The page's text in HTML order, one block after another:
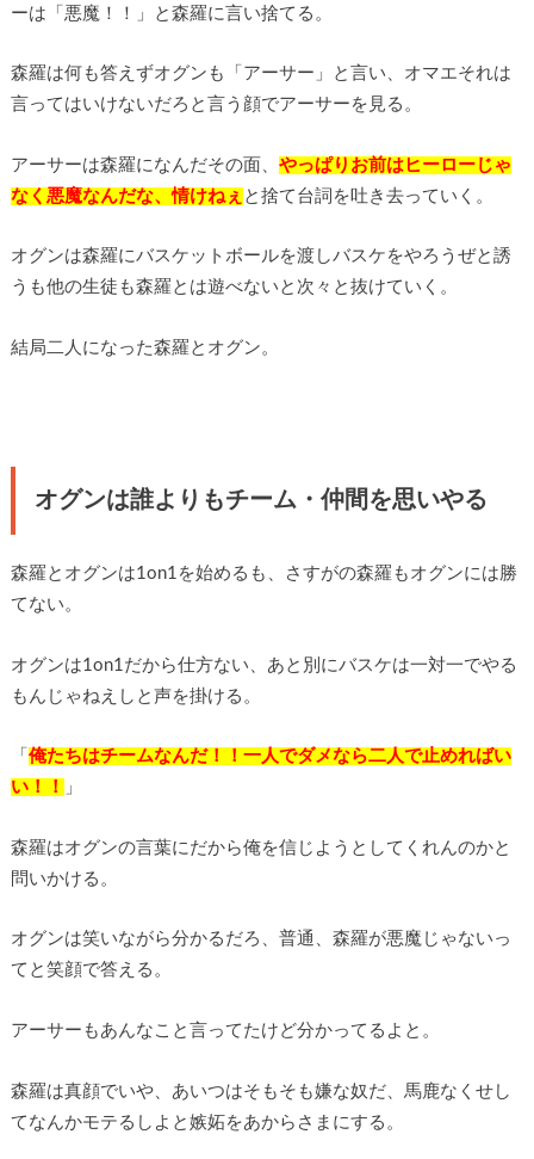
ーは「悪魔！！」と森羅に言い捨てる。
森羅は何も答えずオグンも「アーサー」と言い、オマエそれは
言ってはいけないだろと言う顔でアーサーを見る。
アーサーは森羅になんだその面、 やっぱりお前はヒーローじゃ
なく悪魔なんだな、情けねぇ と捨て台詞を吐き去っていく。
オグンは森羅にバスケットボールを渡しバスケをやろうぜと誘
うも他の生徒も森羅とは遊べないと次々と抜けていく。
結局二人になった森羅とオグン。
オグンは誰よりもチーム・仲間を思いやる
森羅とオグンは1on1を始めるも、さすがの森羅もオグンには勝
てない。
オグンは1on1だから仕方ない、あと別にバスケは一対一でやる
もんじゃねえしと声を掛ける。
「 俺たちはチームなんだ！！一人でダメなら二人で止めればい
い！！
」
森羅はオグンの言葉にだから俺を信じようとしてくれんのかと
問いかける。
オグンは笑いながら分かるだろ、普通、森羅が悪魔じゃないっ
てと笑顔で答える。
アーサーもあんなこと言ってたけど分かってるよと。
森羅は真顔でいや、あいつはそもそも嫌な奴だ、馬鹿なくせし
てなんかモテるしよと嫉妬をあからさまにする。